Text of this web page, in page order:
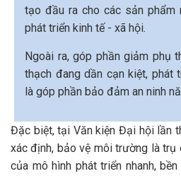
tạo đầu ra cho các sản phẩm
phát triển kinh tế - xã hội.
Ngoài ra, góp phần giảm phụ
thạch đang dần cạn kiệt, phát
là góp phần bảo đảm an ninh
Đặc biệt, tại Văn kiện Đại hội lần
xác định, bảo vệ môi trường là
của mô hình phát triển nhanh,